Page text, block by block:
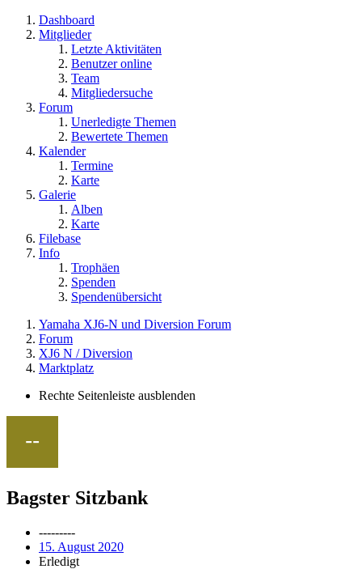
Dashboard
Mitglieder
Letzte Aktivitäten
Benutzer online
Team
Mitgliedersuche
Forum
Unerledigte Themen
Bewertete Themen
Kalender
Termine
Karte
Galerie
Alben
Karte
Filebase
Info
Trophäen
Spenden
Spendenübersicht
Yamaha XJ6-N und Diversion Forum
Forum
XJ6 N / Diversion
Marktplatz
Rechte Seitenleiste ausblenden
Bagster Sitzbank
---------
15. August 2020
Erledigt